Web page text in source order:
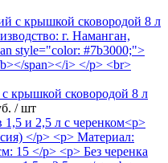
крышкой сковородой 8 л
/ шт